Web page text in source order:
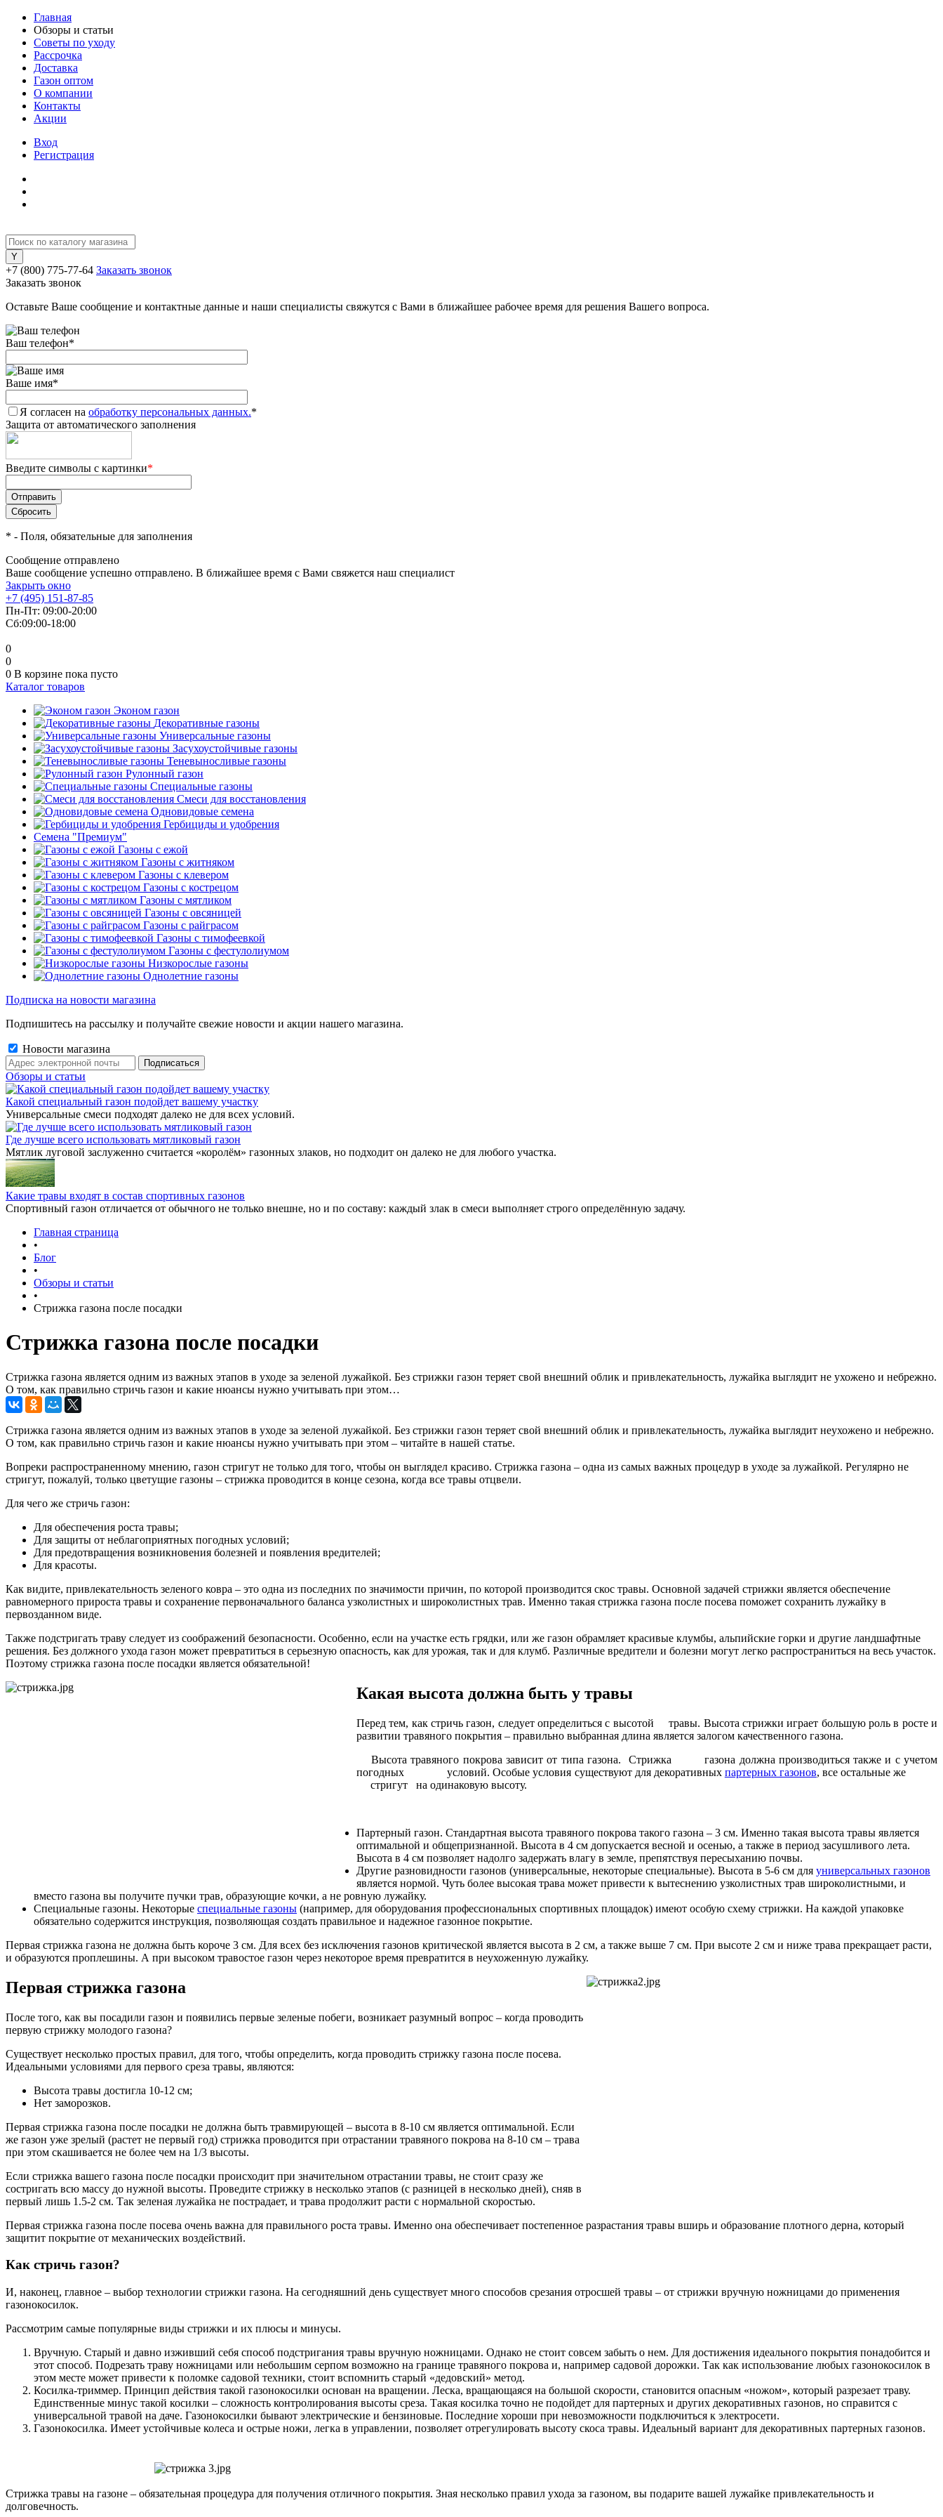
Главная
Обзоры и статьи
Советы по уходу
Рассрочка
Доставка
Газон оптом
О компании
Контакты
Акции
Вход
Регистрация
+7 (800) 775-77-64 Заказать звонок
Заказать звонок
Оставьте Ваше сообщение и контактные данные и наши специалисты свяжутся с Вами в ближайшее рабочее время для решения Вашего вопроса.
Ваш телефон*
Ваше имя*
Я согласен на обработку персональных данных.*
Защита от автоматического заполнения
Введите символы с картинки*
* - Поля, обязательные для заполнения
Сообщение отправлено
Ваше сообщение успешно отправлено. В ближайшее время с Вами свяжется наш специалист
Закрыть окно
+7 (495) 151-87-85
Пн-Пт: 09:00-20:00
Сб:09:00-18:00
0
0
0 В корзине пока пусто
Каталог товаров
Эконом газон
Декоративные газоны
Универсальные газоны
Засухоустойчивые газоны
Теневыносливые газоны
Рулонный газон
Специальные газоны
Смеси для восстановления
Одновидовые семена
Гербициды и удобрения
Cемена "Премиум"
Газоны с ежой
Газоны с житняком
Газоны с клевером
Газоны с кострецом
Газоны с мятликом
Газоны с овсяницей
Газоны с райграсом
Газоны с тимофеевкой
Газоны с фестулолиумом
Низкорослые газоны
Однолетние газоны
Подписка на новости магазина
Подпишитесь на рассылку и получайте свежие новости и акции нашего магазина.
Новости магазина
Обзоры и статьи
Какой специальный газон подойдет вашему участку
Универсальные смеси подходят далеко не для всех условий.
Где лучше всего использовать мятликовый газон
Мятлик луговой заслуженно считается «королём» газонных злаков, но подходит он далеко не для любого участка.
Какие травы входят в состав спортивных газонов
Спортивный газон отличается от обычного не только внешне, но и по составу: каждый злак в смеси выполняет строго определённую задачу.
Главная страница
•
Блог
•
Обзоры и статьи
•
Стрижка газона после посадки
Стрижка газона после посадки
Стрижка газона является одним из важных этапов в уходе за зеленой лужайкой. Без стрижки газон теряет свой внешний облик и привлекательность, лужайка выглядит не ухожено и небрежно.
О том, как правильно стричь газон и какие нюансы нужно учитывать при этом…
Стрижка газона является одним из важных этапов в уходе за зеленой лужайкой. Без стрижки газон теряет свой внешний облик и привлекательность, лужайка выглядит неухожено и небрежно.
О том, как правильно стричь газон и какие нюансы нужно учитывать при этом – читайте в нашей статье.
Вопреки распространенному мнению, газон стригут не только для того, чтобы он выглядел красиво. Стрижка газона – одна из самых важных процедур в уходе за лужайкой. Регулярно не
стригут, пожалуй, только цветущие газоны – стрижка проводится в конце сезона, когда все травы отцвели.
Для чего же стричь газон:
Для обеспечения роста травы;
Для защиты от неблагоприятных погодных условий;
Для предотвращения возникновения болезней и появления вредителей;
Для красоты.
Как видите, привлекательность зеленого ковра – это одна из последних по значимости причин, по которой производится скос травы. Основной задачей стрижки является обеспечение
равномерного прироста травы и сохранение первоначального баланса узколистных и широколистных трав. Именно такая стрижка газона после посева поможет сохранить лужайку в
первозданном виде.
Также подстригать траву следует из соображений безопасности. Особенно, если на участке есть грядки, или же газон обрамляет красивые клумбы, альпийские горки и другие ландшафтные
решения. Без должного ухода газон может превратиться в серьезную опасность, как для урожая, так и для клумб. Различные вредители и болезни могут легко распространиться на весь участок.
Поэтому стрижка газона после посадки является обязательной!
Какая высота должна быть у травы
Перед тем, как стричь газон, следует определиться с высотой травы. Высота стрижки играет большую роль в росте и
развитии травяного покрытия – правильно выбранная длина является залогом качественного газона.
Высота травяного покрова зависит от типа газона. Стрижка газона должна производиться также и с учетом
погодных условий. Особые условия существуют для декоративных партерных газонов, все остальные же
стригут на одинаковую высоту.
Партерный газон. Стандартная высота травяного покрова такого газона – 3 см. Именно такая высота травы является
оптимальной и общепризнанной. Высота в 4 см допускается весной и осенью, а также в период засушливого лета.
Высота в 4 см позволяет надолго задержать влагу в земле, препятствуя пересыханию почвы.
Другие разновидности газонов (универсальные, некоторые специальные). Высота в 5-6 см для универсальных газонов
является нормой. Чуть более высокая трава может привести к вытеснению узколистных трав широколистными, и
вместо газона вы получите пучки трав, образующие кочки, а не ровную лужайку.
Специальные газоны. Некоторые специальные газоны (например, для оборудования профессиональных спортивных площадок) имеют особую схему стрижки. На каждой упаковке
обязательно содержится инструкция, позволяющая создать правильное и надежное газонное покрытие.
Первая стрижка газона не должна быть короче 3 см. Для всех без исключения газонов критической является высота в 2 см, а также выше 7 см. При высоте 2 см и ниже трава прекращает расти,
и образуются проплешины. А при высоком травостое газон через некоторое время превратится в неухоженную лужайку.
Первая стрижка газона
После того, как вы посадили газон и появились первые зеленые побеги, возникает разумный вопрос – когда проводить
первую стрижку молодого газона?
Существует несколько простых правил, для того, чтобы определить, когда проводить стрижку газона после посева.
Идеальными условиями для первого среза травы, являются:
Высота травы достигла 10-12 см;
Нет заморозков.
Первая стрижка газона после посадки не должна быть травмирующей – высота в 8-10 см является оптимальной. Если
же газон уже зрелый (растет не первый год) стрижка проводится при отрастании травяного покрова на 8-10 см – трава
при этом скашивается не более чем на 1/3 высоты.
Если стрижка вашего газона после посадки происходит при значительном отрастании травы, не стоит сразу же
состригать всю массу до нужной высоты. Проведите стрижку в несколько этапов (с разницей в несколько дней), сняв в
первый лишь 1.5-2 см. Так зеленая лужайка не пострадает, и трава продолжит расти с нормальной скоростью.
Первая стрижка газона после посева очень важна для правильного роста травы. Именно она обеспечивает постепенное разрастания травы вширь и образование плотного дерна, который
защитит покрытие от механических воздействий.
Как стричь газон?
И, наконец, главное – выбор технологии стрижки газона. На сегодняшний день существует много способов срезания отросшей травы – от стрижки вручную ножницами до применения
газонокосилок.
Рассмотрим самые популярные виды стрижки и их плюсы и минусы.
Вручную. Старый и давно изживший себя способ подстригания травы вручную ножницами. Однако не стоит совсем забыть о нем. Для достижения идеального покрытия понадобится и
этот способ. Подрезать траву ножницами или небольшим серпом возможно на границе травяного покрова и, например садовой дорожки. Так как использование любых газонокосилок в
этом месте может привести к поломке садовой техники, стоит вспомнить старый «дедовский» метод.
Косилка-триммер. Принцип действия такой газонокосилки основан на вращении. Леска, вращающаяся на большой скорости, становится опасным «ножом», который разрезает траву.
Единственные минус такой косилки – сложность контролирования высоты среза. Такая косилка точно не подойдет для партерных и других декоративных газонов, но справится с
универсальной травой на даче. Газонокосилки бывают электрические и бензиновые. Последние хороши при невозможности подключиться к электросети.
Газонокосилка. Имеет устойчивые колеса и острые ножи, легка в управлении, позволяет отрегулировать высоту скоса травы. Идеальный вариант для декоративных партерных газонов.
Стрижка травы на газоне – обязательная процедура для получения отличного покрытия. Зная несколько правил ухода за газоном, вы подарите вашей лужайке привлекательность и
долговечность.